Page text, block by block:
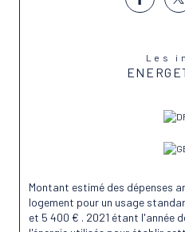
Les
Montant estimé des dépenses
logement pour un usage
et 5 400 € . 2021 étant l'année